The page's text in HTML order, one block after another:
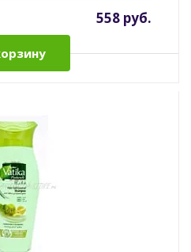
558 руб.